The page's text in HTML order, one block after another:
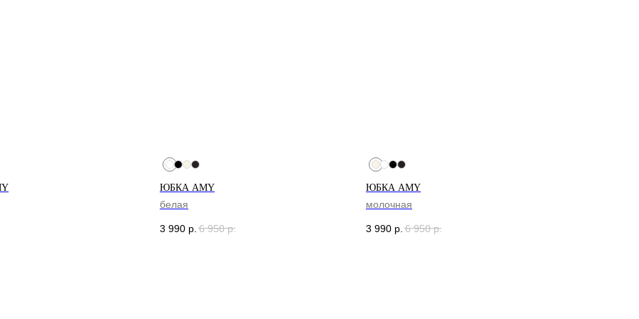
ЮБКА AMY
белая
3 990 р. 6 950 р.
ЮБКА AMY
молочная
3 990 р. 6 950 р.
ДОСТАВКА
Петербург
Доставка рассчитывается
автоматически при оформлении заказа